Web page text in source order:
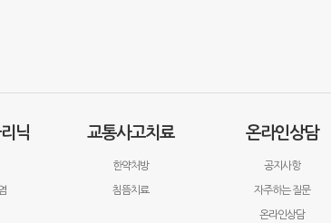
닉 교통사고치료
한약처방
침뜸치료
온라인상담
공지사항
자주하는 질문
온라인상담